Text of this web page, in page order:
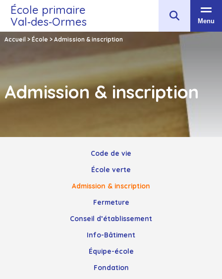
École primaire
Val‑des‑Ormes
Menu
Accueil > École > Admission & inscription
Admission & inscription
Code de vie
École verte
Admission & inscription
Fermeture
Conseil d’établissement
Info-Bâtiment
Équipe-école
Fondation